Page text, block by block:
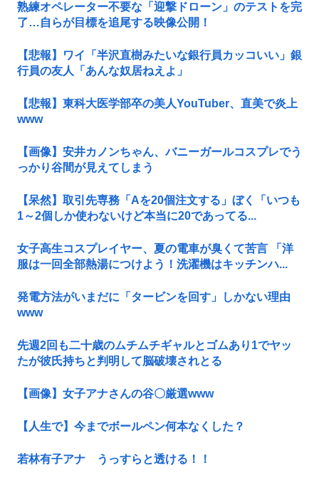
熟練オペレーター不要な「迎撃ドローン」のテストを完
了…自らが目標を追尾する映像公開！
【悲報】ワイ「半沢直樹みたいな銀行員カッコいい」銀
行員の友人「あんな奴居ねえよ」
【悲報】東科大医学部卒の美人YouTuber、直美で炎上
www
【画像】安井カノンちゃん、バニーガールコスプレでう
っかり谷間が見えてしまう
【呆然】取引先専務「Aを20個注文する」ぼく「いつも
1～2個しか使わないけど本当に20であってる...
女子高生コスプレイヤー、夏の電車が臭くて苦言 「洋
服は一回全部熱湯につけよう！洗濯機はキッチンハ...
発電方法がいまだに「タービンを回す」しかない理由
www
先週2回も二十歳のムチムチギャルとゴムあり1でヤッ
たが彼氏持ちと判明して脳破壊されとる
【画像】女子アナさんの谷〇厳選www
【人生で】今までボールペン何本なくした？
若林有子アナ うっすらと透ける！！